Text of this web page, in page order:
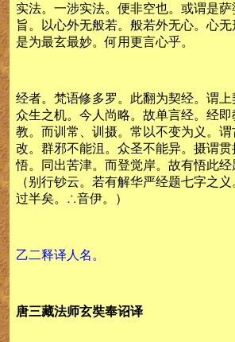
实法。一涉实法。便非空也。或谓是
旨。以心外无般若。般若外无心。心无
是为最玄最妙。何用更言心乎。
经者。梵语修多罗。此翻为契经。谓
众生之机。今人尚略。故单言经。经
教。而训常、训摄。常以不变为义。
改。群邪不能沮。众圣不能异。摄谓
悟。同出苦津。而登觉岸。故有悟此经
（别行钞云。若有解华严经题七字之
过半矣。∴音伊。）
乙二释译人名。
唐三藏法师玄奘奉诏译